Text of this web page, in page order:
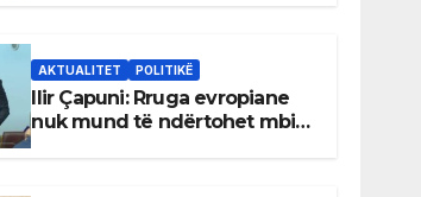
AKTUALITET POLITIKË
Ilir Çapuni: Rruga evropiane
nuk mund të ndërtohet mbi